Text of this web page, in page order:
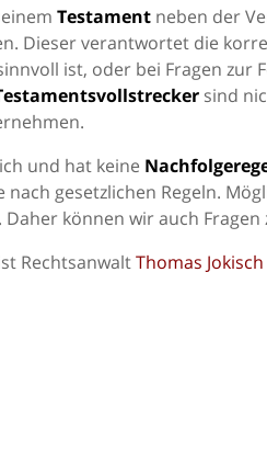
Testament neben der
Dieser verantwortet die
ist, oder bei Fragen zur
sind
und hat keine
gesetzlichen Regeln.
können wir auch Fragen
RechtsanwaltThomas Jokisch